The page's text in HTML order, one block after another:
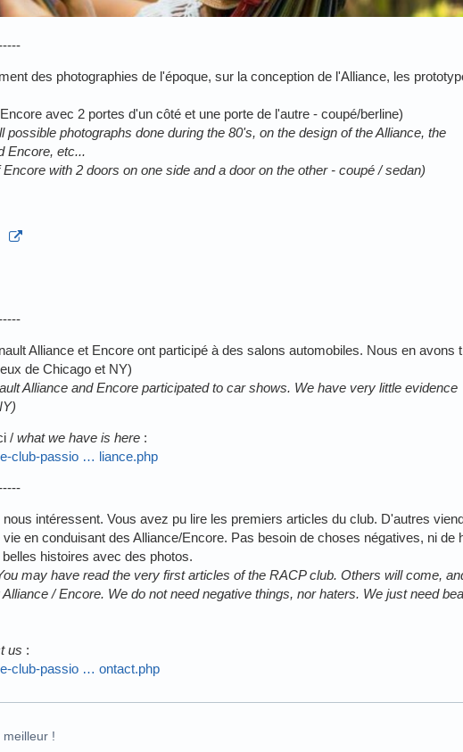
des photographies de l'époque, sur la conception de l'Alliance, les
avec 2 portes d'un côté et une porte de l'autre - coupé/berline)
possible photographs done during the 80's, on the design of the Alliance, the
Encore, etc...
with 2 doors on one side and a door on the other - coupé / sedan)
Alliance et Encore ont participé à des salons automobiles. Nous en avons
de Chicago et NY)
Alliance and Encore participated to car shows. We have very little evidence
/ what we have is here :
club-passio … liance.php
intéressent. Vous avez pu lire les premiers articles du club. D'autres
en conduisant des Alliance/Encore. Pas besoin de choses négatives, ni de
histoires avec des photos.
may have read the very first articles of the RACP club. Others will come,
/ Encore. We do not need negative things, nor haters. We just need
us :
club-passio … ontact.php
meilleur !